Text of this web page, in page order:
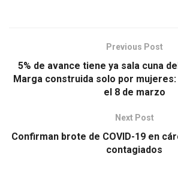
Previous Post
5% de avance tiene ya sala cuna
Marga construida solo por
el 8 de marzo
Next Post
Confirman brote de COVID-19 en
contagiados